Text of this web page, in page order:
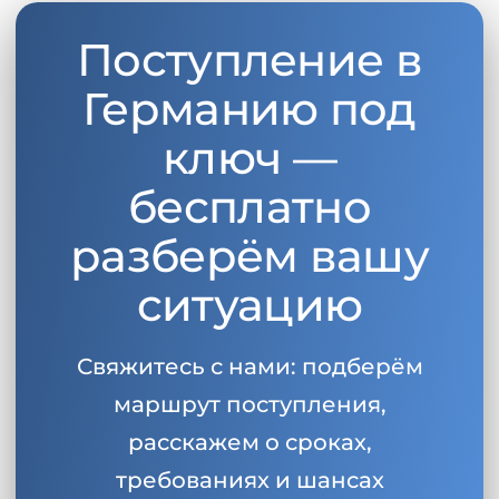
Поступление в
Германию под
ключ —
бесплатно
разберём вашу
ситуацию
Свяжитесь с нами: подберём
маршрут поступления,
расскажем о сроках,
требованиях и шансах